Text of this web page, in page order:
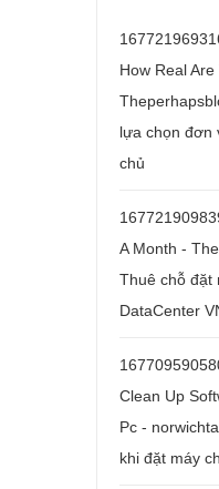
How Real
lựa chọn đơn
chủ
A Month -
Thuê chỗ đặt
DataCenter
Clean Up
Pc -
khi đặt máy